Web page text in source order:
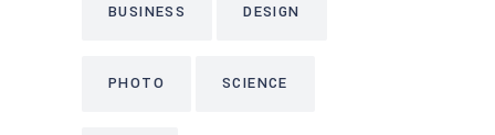
BUSINESS DESIGN
PHOTO SCIENCE